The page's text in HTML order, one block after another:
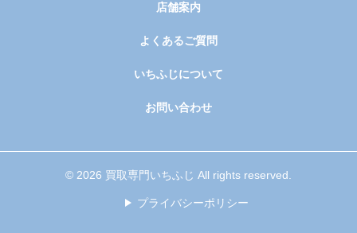
店舗案内
よくあるご質問
いちふじについて
お問い合わせ
© 2026 買取専門いちふじ All rights reserved.
プライバシーポリシー